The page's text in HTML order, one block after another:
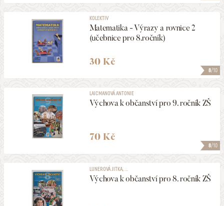
8/10
KOLEKTIV
Matematika - Výrazy a rovnice 2
(učebnice pro 8.ročník)
30 Kč
8/10
LAICMANOVÁ ANTONIE
Výchova k občanství pro 9. ročník ZŠ
70 Kč
LUNEROVÁ JITKA, ...
Výchova k občanství pro 8. ročník ZŠ